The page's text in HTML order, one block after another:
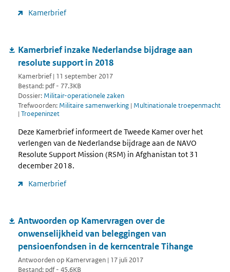
Kamerbrief
Kamerbrief inzake Nederlandse bijdrage aan
resolute support in 2018
Kamerbrief | 11 september 2017
Bestand: pdf - 77.3KB
Dossier: Militair-operationele zaken
Trefwoorden: Militaire samenwerking | Multinationale troepenmacht
| Troepeninzet
Deze Kamerbrief informeert de Tweede Kamer over het
verlengen van de Nederlandse bijdrage aan de NAVO
Resolute Support Mission (RSM) in Afghanistan tot 31
december 2018.
Kamerbrief
Antwoorden op Kamervragen over de
onwenselijkheid van beleggingen van
pensioenfondsen in de kerncentrale Tihange
Antwoorden op Kamervragen | 17 juli 2017
Bestand: pdf - 45.6KB